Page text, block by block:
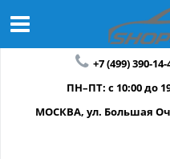
+7 (499) 390-
ПН–ПТ: с 10:00 до
МОСКВА, ул. Большая